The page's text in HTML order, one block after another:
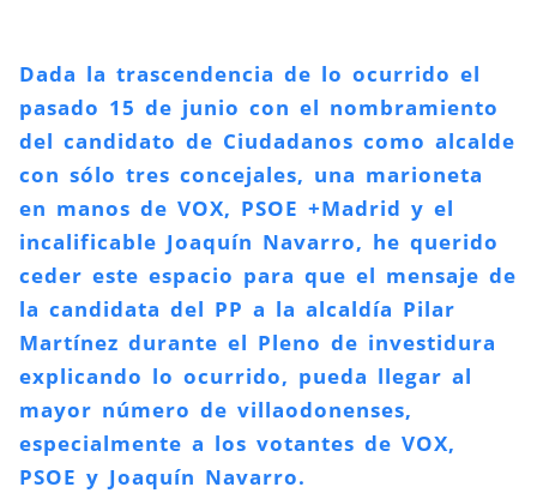
Dada la trascendencia de lo ocurrido el
pasado 15 de junio con el nombramiento
del candidato de Ciudadanos como alcalde
con sólo tres concejales, una marioneta
en manos de VOX, PSOE +Madrid y el
incalificable Joaquín Navarro, he querido
ceder este espacio para que el mensaje de
la candidata del PP a la alcaldía Pilar
Martínez durante el Pleno de investidura
explicando lo ocurrido, pueda llegar al
mayor número de villaodonenses,
especialmente a los votantes de VOX,
PSOE y Joaquín Navarro.